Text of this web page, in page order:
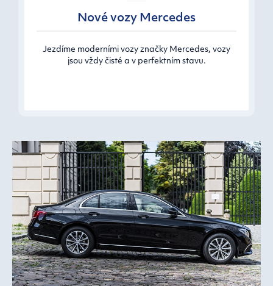
Nové vozy Mercedes
Jezdíme moderními vozy značky Mercedes, vozy
jsou vždy čisté a v perfektním stavu.